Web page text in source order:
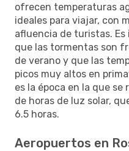
ofrecen temperaturas
ideales para viajar, con
afluencia de turistas.
que las tormentas son
de verano y que las
picos muy altos en
es la época en la que
de horas de luz solar,
6.5 horas.
Aeropuertos en